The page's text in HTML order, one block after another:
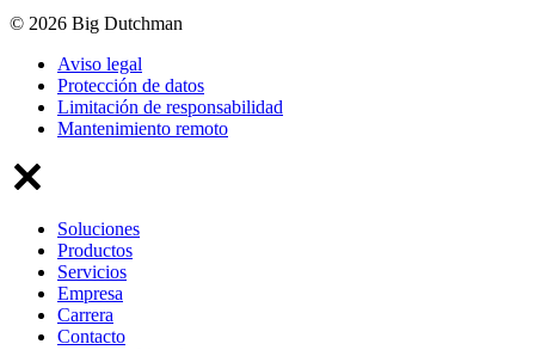
© 2026 Big Dutchman
Aviso legal
Protección de datos
Limitación de responsabilidad
Mantenimiento remoto
Soluciones
Productos
Servicios
Empresa
Carrera
Contacto